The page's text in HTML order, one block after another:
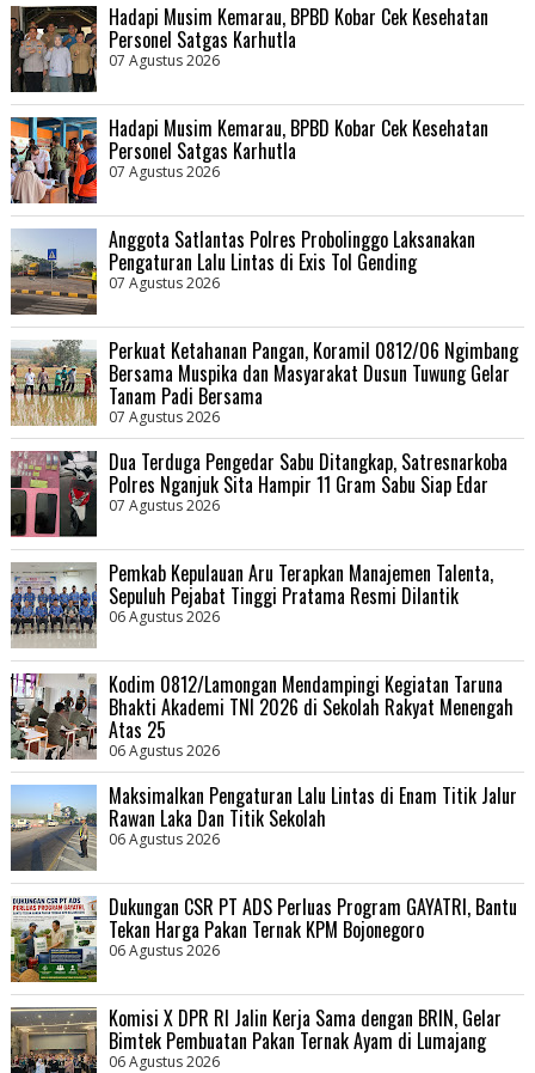
Hadapi Musim Kemarau, BPBD Kobar Cek Kesehatan
Personel Satgas Karhutla
07 Agustus 2026
Hadapi Musim Kemarau, BPBD Kobar Cek Kesehatan
Personel Satgas Karhutla
07 Agustus 2026
Anggota Satlantas Polres Probolinggo Laksanakan
Pengaturan Lalu Lintas di Exis Tol Gending
07 Agustus 2026
Perkuat Ketahanan Pangan, Koramil 0812/06 Ngimbang
Bersama Muspika dan Masyarakat Dusun Tuwung Gelar
Tanam Padi Bersama
07 Agustus 2026
Dua Terduga Pengedar Sabu Ditangkap, Satresnarkoba
Polres Nganjuk Sita Hampir 11 Gram Sabu Siap Edar
07 Agustus 2026
Pemkab Kepulauan Aru Terapkan Manajemen Talenta,
Sepuluh Pejabat Tinggi Pratama Resmi Dilantik
06 Agustus 2026
Kodim 0812/Lamongan Mendampingi Kegiatan Taruna
Bhakti Akademi TNI 2026 di Sekolah Rakyat Menengah
Atas 25
06 Agustus 2026
Maksimalkan Pengaturan Lalu Lintas di Enam Titik Jalur
Rawan Laka Dan Titik Sekolah
06 Agustus 2026
Dukungan CSR PT ADS Perluas Program GAYATRI, Bantu
Tekan Harga Pakan Ternak KPM Bojonegoro
06 Agustus 2026
Komisi X DPR RI Jalin Kerja Sama dengan BRIN, Gelar
Bimtek Pembuatan Pakan Ternak Ayam di Lumajang
06 Agustus 2026